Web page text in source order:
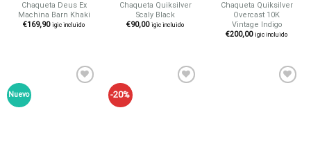
Chaqueta Deus Ex
Machina Barn Khaki
€169,90 igic incluido
Chaqueta Quiksilver
Scaly Black
€90,00 igic incluido
Chaqueta Quiksilver
Overcast 10K
Vintage Indigo
€200,00 igic incluido
Nuevo -20%